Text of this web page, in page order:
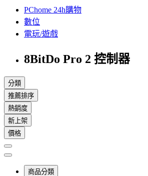
PChome 24h購物
數位
電玩/遊戲
8BitDo Pro 2 控制器
分類
推薦排序
熱銷度
新上架
價格
商品分類